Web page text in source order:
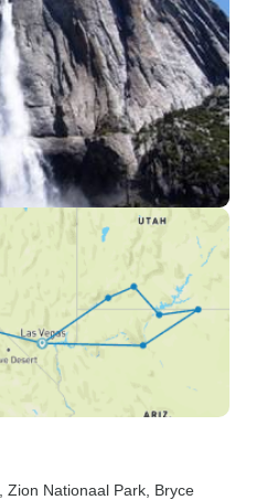
, Zion Nationaal Park , Bryce